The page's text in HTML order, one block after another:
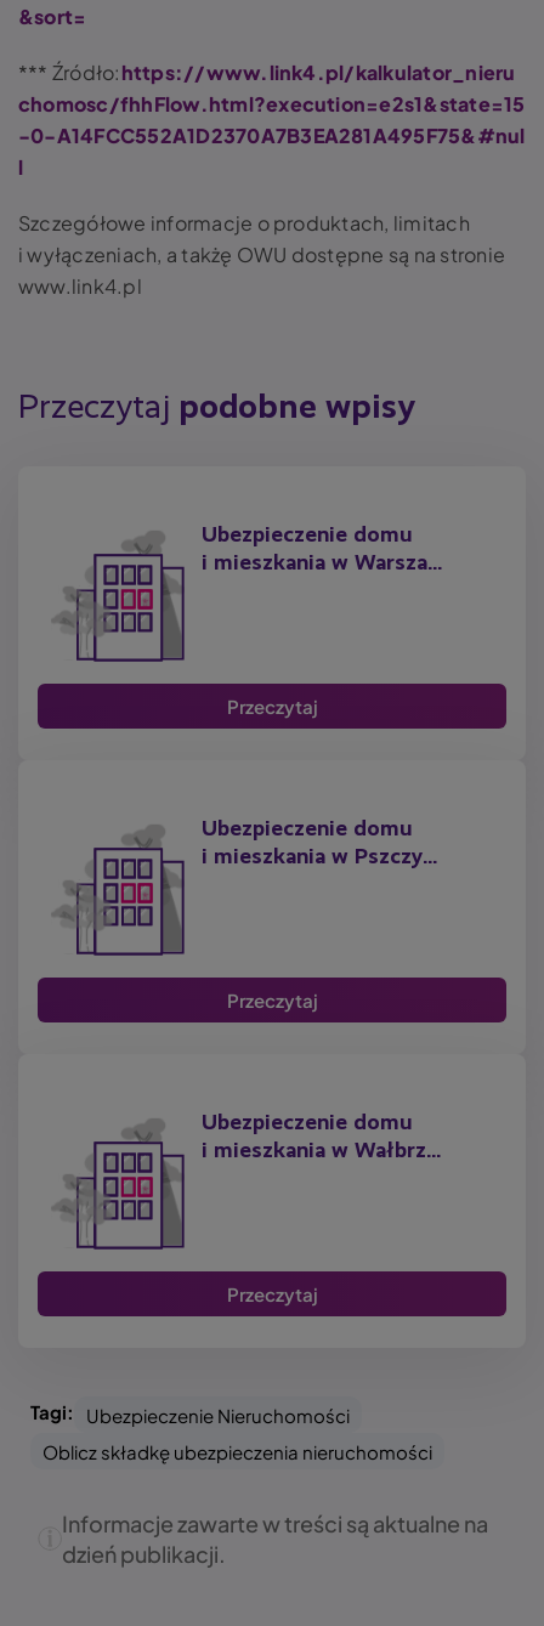
&sort=
*** Źródło:https://www.link4.pl/kalkulator_nieru
chomosc/fhhFlow.html?execution=e2s1&state=15
-0-A14FCC552A1D2370A7B3EA281A495F75&#nul
l
Szczegółowe informacje o produktach, limitach
i wyłączeniach, a takżę OWU dostępne są na stronie
www.link4.pl
Przeczytaj podobne wpisy
Ubezpieczenie domu
i mieszkania w Warsza...
Przeczytaj
Ubezpieczenie domu
i mieszkania w Pszczy...
Przeczytaj
Ubezpieczenie domu
i mieszkania w Wałbrz...
Przeczytaj
Tagi:
Ubezpieczenie Nieruchomości
Oblicz składkę ubezpieczenia nieruchomości
Informacje zawarte w treści są aktualne na
dzień publikacji.